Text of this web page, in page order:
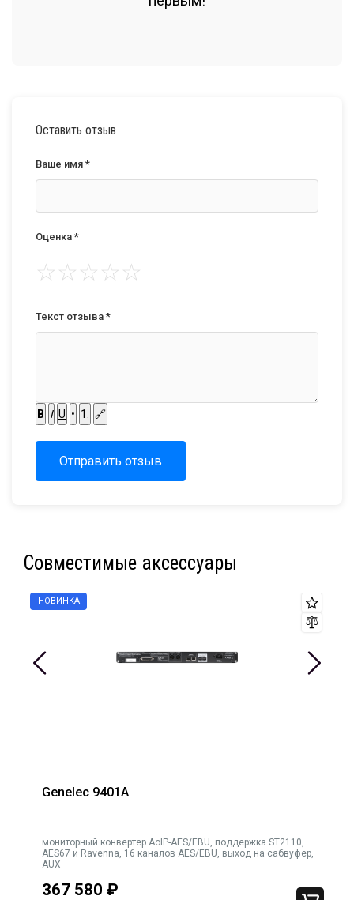
Оставить отзыв
Ваше имя *
Оценка *
☆☆☆☆☆
Текст отзыва *
B I U • 1. 🔗
Отправить отзыв
Совместимые аксессуары
Genelec 9401A
мониторный конвертер AoIP-AES/EBU, поддержка ST2110,
AES67 и Ravenna, 16 каналов AES/EBU, выход на сабвуфер,
AUX
367 580 ₽